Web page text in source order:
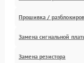
Прошивка /
Замена сигнальной
Замена резистора